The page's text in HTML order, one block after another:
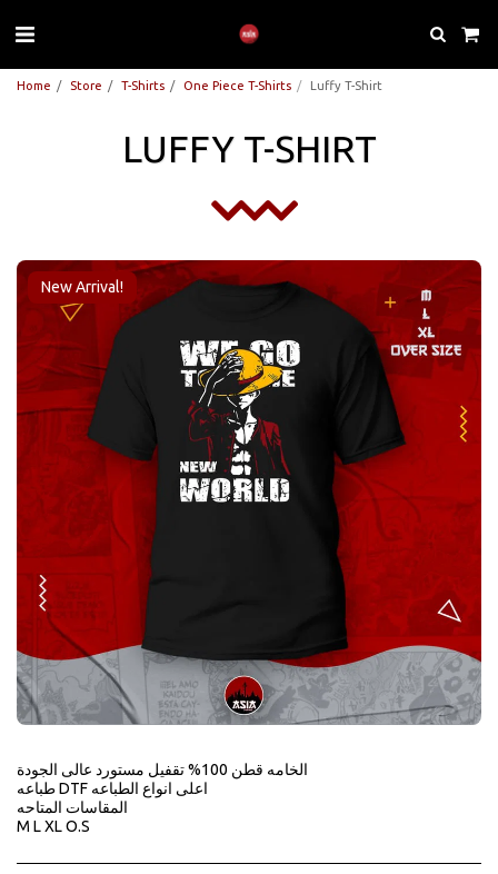
Home Store T-Shirts One Piece T-Shirts Luffy T-Shirt
LUFFY T-SHIRT
New Arrival!
الخامه قطن 100% تقفيل مستورد عالى الجودة
طباعه DTF اعلى انواع الطباعه
المقاسات المتاحه
M L XL O.S